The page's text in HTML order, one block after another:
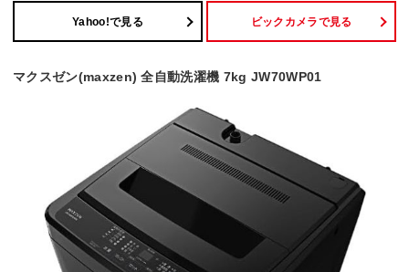
Yahoo!で見る ビックカメラで見る
マクスゼン(maxzen) 全自動洗濯機 7kg JW70WP01